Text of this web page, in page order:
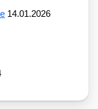
14.01.2026